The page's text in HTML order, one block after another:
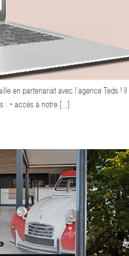
en partenariat avec l’agence Teds !
: • accès à notre […]